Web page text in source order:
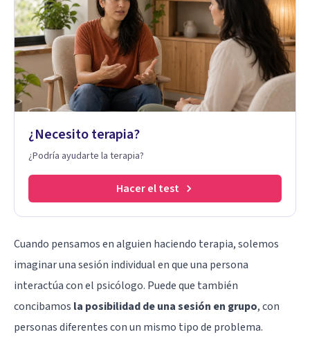
¿Necesito terapia?
¿Podría ayudarte la terapia?
Hacer el test
Cuando pensamos en alguien haciendo terapia, solemos
imaginar una sesión individual en que una persona
interactúa con el psicólogo. Puede que también
concibamos la posibilidad de una sesión en grupo, con
personas diferentes con un mismo tipo de problema.